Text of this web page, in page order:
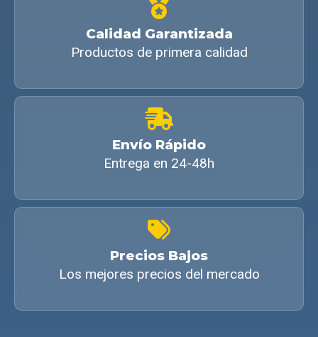
Calidad Garantizada
Productos de primera calidad
Envío Rápido
Entrega en 24-48h
Precios Bajos
Los mejores precios del mercado